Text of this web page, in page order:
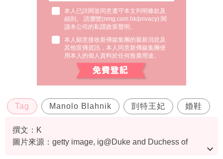
本人已詳閱並同意遵守本文列明條款及
細則。 請瀏覽(nmg.com.hk/privacy) 閱
讀本公司的私隱政策聲明。
本人願意接收新傳媒集團的最新消息及
其他宣傳資訊，本人同意新傳媒集團使
用本人的個人資料於任何推廣用途。
Tag Manolo Blahnik 剴特王妃 婚鞋
撰文：K
圖片來源：getty image, ig@Duke and Duchess of
Cambridge、ig@fitzmuseum_ukfitzmuseum_uk、《Sex